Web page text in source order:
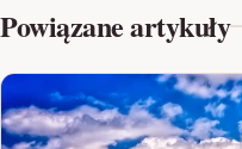
Powiązane artykuły